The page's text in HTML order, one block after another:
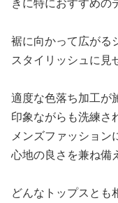
裾に向かって広がる
スタイリッシュに見
適度な色落ち加工が
印象ながらも洗練さ
メンズファッション
心地の良さを兼ね備
どんなトップスとも